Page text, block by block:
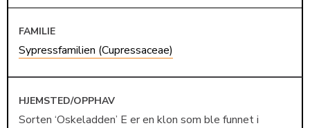
FAMILIE
Sypressfamilien (Cupressaceae)
HJEMSTED/OPPHAV
Sorten ‘Oskeladden’ E er en klon som ble funnet i